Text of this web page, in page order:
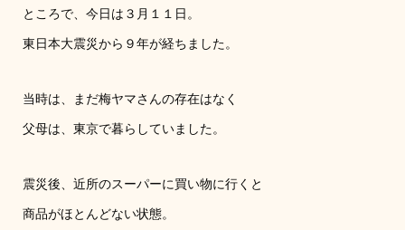
ところで、今日は３月１１日。
東日本大震災から９年が経ちました。
当時は、まだ梅ヤマさんの存在はなく
父母は、東京で暮らしていました。
震災後、近所のスーパーに買い物に行くと
商品がほとんどない状態。